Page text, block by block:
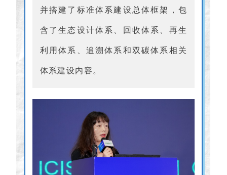
并搭建了标准体系建设总体框架，包
含了生态设计体系、回收体系、再生
利用体系、追溯体系和双碳体系相关
体系建设内容。